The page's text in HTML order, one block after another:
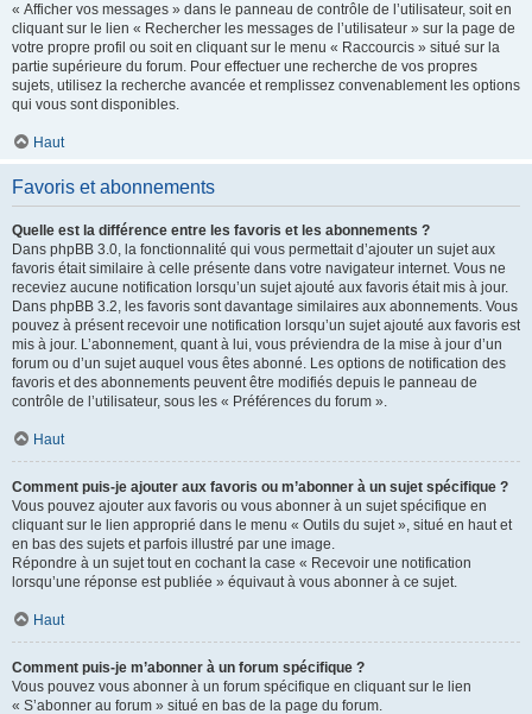
« Afficher vos messages » dans le panneau de contrôle de l’utilisateur, soit en
cliquant sur le lien « Rechercher les messages de l’utilisateur » sur la page de
votre propre profil ou soit en cliquant sur le menu « Raccourcis » situé sur la
partie supérieure du forum. Pour effectuer une recherche de vos propres
sujets, utilisez la recherche avancée et remplissez convenablement les options
qui vous sont disponibles.
Haut
Favoris et abonnements
Quelle est la différence entre les favoris et les abonnements ?
Dans phpBB 3.0, la fonctionnalité qui vous permettait d’ajouter un sujet aux
favoris était similaire à celle présente dans votre navigateur internet. Vous ne
receviez aucune notification lorsqu’un sujet ajouté aux favoris était mis à jour.
Dans phpBB 3.2, les favoris sont davantage similaires aux abonnements. Vous
pouvez à présent recevoir une notification lorsqu’un sujet ajouté aux favoris est
mis à jour. L’abonnement, quant à lui, vous préviendra de la mise à jour d’un
forum ou d’un sujet auquel vous êtes abonné. Les options de notification des
favoris et des abonnements peuvent être modifiés depuis le panneau de
contrôle de l’utilisateur, sous les « Préférences du forum ».
Haut
Comment puis-je ajouter aux favoris ou m’abonner à un sujet spécifique ?
Vous pouvez ajouter aux favoris ou vous abonner à un sujet spécifique en
cliquant sur le lien approprié dans le menu « Outils du sujet », situé en haut et
en bas des sujets et parfois illustré par une image.
Répondre à un sujet tout en cochant la case « Recevoir une notification
lorsqu’une réponse est publiée » équivaut à vous abonner à ce sujet.
Haut
Comment puis-je m’abonner à un forum spécifique ?
Vous pouvez vous abonner à un forum spécifique en cliquant sur le lien
« S’abonner au forum » situé en bas de la page du forum.